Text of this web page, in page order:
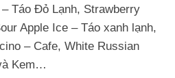
Táo Đỏ Lạnh, Strawberry
Apple Ice – Táo xanh lạnh,
– Cafe, White Russian
Kem…